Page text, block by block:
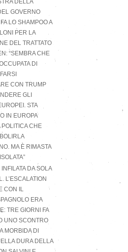
DELLA
GOVERNO
LO SHAMPOO A
PER LA
DEL TRATTATO
“SEMBRA CHE
DI
CON TRUMP
GLI
STA
IN EUROPA
POLITICA CHE
MA È RIMASTA
DA SOLA
L’ESCALATION
CON IL
ERA
TRE GIORNI FA
UNO SCONTRO
MORBIDA DI
DURA DELLA